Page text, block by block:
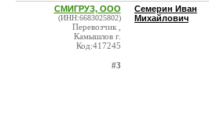
СМИГРУЗ, ООО
(ИНН:6683025802)
Перевозчик ,
Камышлов г.
Код:417245
#3
Семерин Иван
Михайлович